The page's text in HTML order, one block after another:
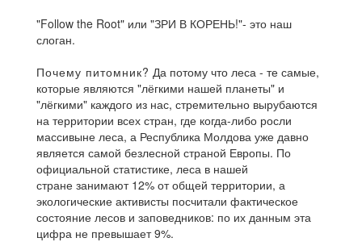
"Follow the Root" или "ЗРИ В КОРЕНЬ!"- это наш
слоган.
Почему питомник? Да потому что леса - те самые,
которые являются "лёгкими нашей планеты" и
"лёгкими" каждого из нас, стремительно вырубаются
на территории всех стран, где когда-либо росли
массивыне леса, а Республика Молдова уже давно
является самой безлесной страной Европы. По
официальной статистике, леса в нашей
стране занимают 12% от общей территории, а
экологические активисты посчитали фактическое
состояние лесов и заповедников: по их данным эта
цифра не превышает 9%.